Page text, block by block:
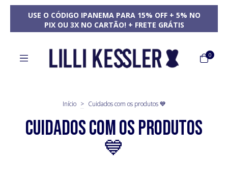
USE O CÓDIGO IPANEMA PARA 15% OFF + 5% NO
PIX OU 3X NO CARTÃO! + FRETE GRÁTIS
0
Início > Cuidados com os produtos 💙
Cuidados com os produtos
💙